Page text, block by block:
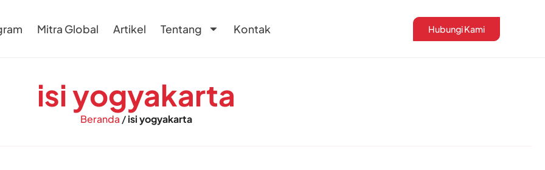
Mitra Global Artikel Tentang Kontak Hubungi Kami
isi yogyakarta
Beranda /isi yogyakarta